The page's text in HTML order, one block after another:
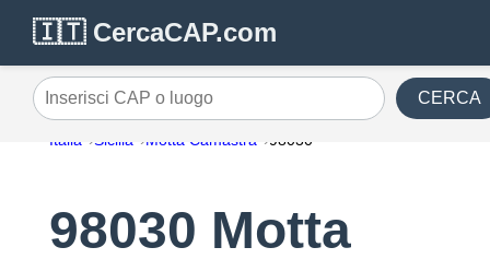
🇮🇹 CercaCAP.com
Inserisci CAP o luogo CERCA
Italia Sicilia Motta Camastra 98030
98030 Motta